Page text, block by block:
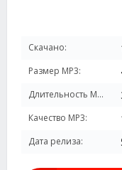
Скачано:
Размер MP3:
Длительность MP3:
Качество MP3:
Дата релиза: